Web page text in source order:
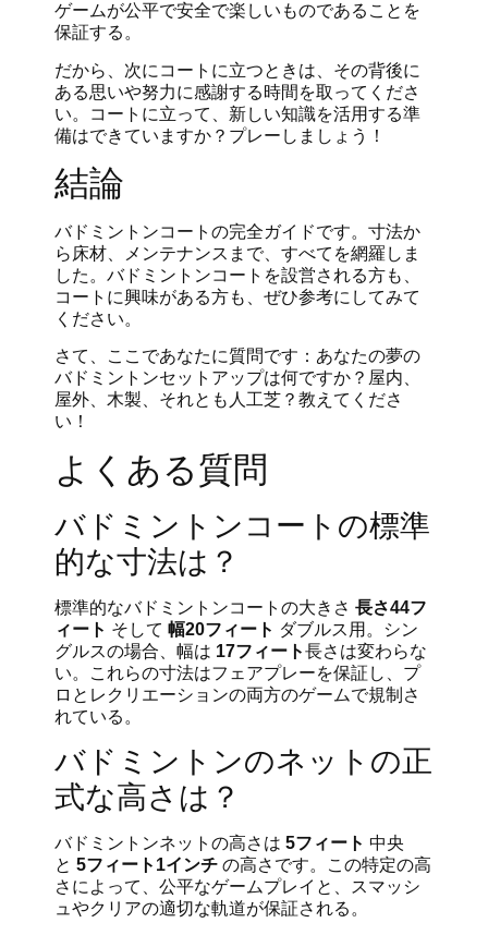
ゲームが公平で安全で楽しいものであることを
保証する。
だから、次にコートに立つときは、その背後に
ある思いや努力に感謝する時間を取ってくださ
い。コートに立って、新しい知識を活用する準
備はできていますか？プレーしましょう！
結論
バドミントンコートの完全ガイドです。寸法か
ら床材、メンテナンスまで、すべてを網羅しま
した。バドミントンコートを設営される方も、
コートに興味がある方も、ぜひ参考にしてみて
ください。
さて、ここであなたに質問です：あなたの夢の
バドミントンセットアップは何ですか？屋内、
屋外、木製、それとも人工芝？教えてくださ
い！
よくある質問
バドミントンコートの標準
的な寸法は？
標準的なバドミントンコートの大きさ 長さ44フ
ィート そして 幅20フィート ダブルス用。シン
グルスの場合、幅は 17フィート長さは変わらな
い。これらの寸法はフェアプレーを保証し、プ
ロとレクリエーションの両方のゲームで規制さ
れている。
バドミントンのネットの正
式な高さは？
バドミントンネットの高さは 5フィート 中央
と 5フィート1インチ の高さです。この特定の高
さによって、公平なゲームプレイと、スマッシ
ュやクリアの適切な軌道が保証される。